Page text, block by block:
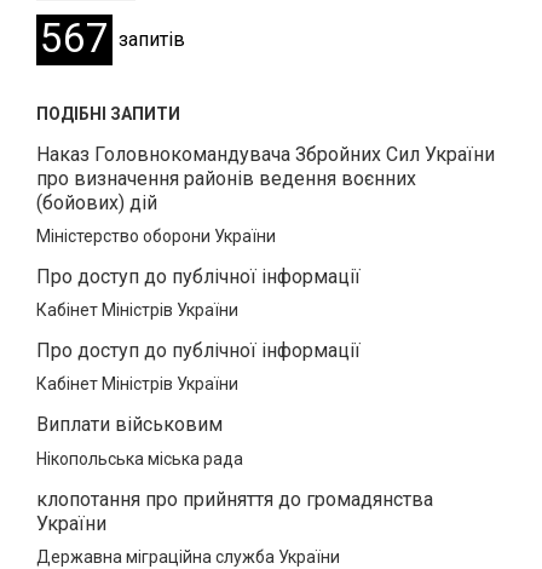
567 запитів
ПОДІБНІ ЗАПИТИ
Наказ Головнокомандувача Збройних Сил України
про визначення районів ведення воєнних
(бойових) дій
Міністерство оборони України
Про доступ до публічної інформації
Кабінет Міністрів України
Про доступ до публічної інформації
Кабінет Міністрів України
Виплати військовим
Нікопольська міська рада
клопотання про прийняття до громадянства
України
Державна міграційна служба України